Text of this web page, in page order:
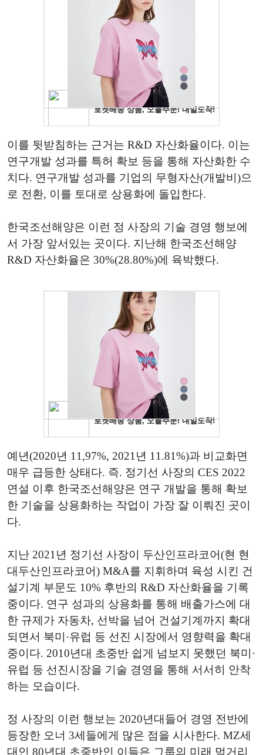
이를 뒷받침하는 근거는 R&D 자산화율이다. 이는
연구개발 성과를 특허 확보 등을 통해 자산화한 수
치다. 연구개발 성과를 기업의 무형자산(개발비)으
로 전환, 이를 토대로 상용화에 돌입한다.
한국조선해양은 이런 정 사장의 기술 경영 행보에
서 가장 앞서있는 곳이다. 지난해 한국조선해양
R&D 자산화율은 30%(28.80%)에 육박했다.
예년(2020년 11,97%, 2021년 11.81%)과 비교화면
매우 급등한 상태다. 즉. 정기선 사장의 CES 2022
연설 이후 한국조선해양은 연구 개발을 통해 확보
한 기술을 상용화하는 작업이 가장 잘 이뤄진 곳이
다.
지난 2021년 정기선 사장이 두산인프라코어(현 현
대두산인프라코어) M&A를 지휘하며 육성 시킨 건
설기계 부문도 10% 후반의 R&D 자산화율을 기록
중이다. 연구 성과의 상용화를 통해 배출가스에 대
한 규제가 자동차, 선박을 넘어 건설기계까지 확대
되면서 북미·유럽 등 선진 시장에서 영향력을 확대
중이다. 2010년대 초중반 쉽게 넘보지 못했던 북미·
유럽 등 선진시장을 기술 경영을 통해 서서히 안착
하는 모습이다.
정 사장의 이런 행보는 2020년대들어 경영 전반에
등장한 오너 3세들에게 많은 점을 시사한다. MZ세
대인 80년대 초중반인 이들은 그룹의 미래 먹거리